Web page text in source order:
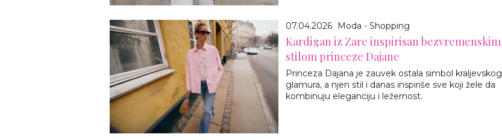
07.04.2026 Moda - Shopping
Kardigan iz Zare inspirisan bezvremenskim
stilom princeze Dajane
Princeza Dajana je zauvek ostala simbol kraljevskog
glamura, a njen stil i danas inspiriše sve koji žele da
kombinuju eleganciju i ležernost.